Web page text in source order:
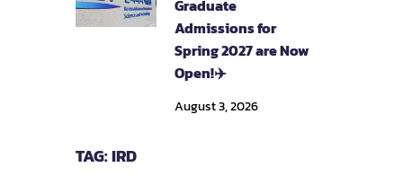
Graduate
Admissions for
Spring 2027 are Now
Open!✈️
August 3, 2026
TAG: IRD